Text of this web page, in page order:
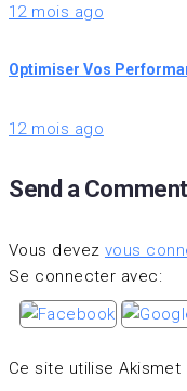
12 mois ago
Optimiser Vos
12 mois ago
Send a Comment
Vous devez vous
Se connecter avec:
Ce site utilise